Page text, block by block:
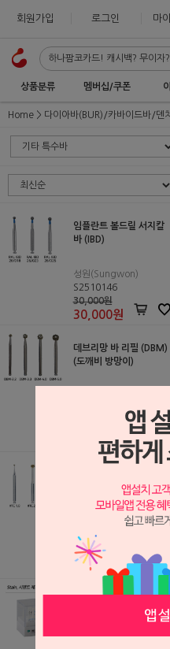
회원가입 로그인 마
상품분류 멤버십/쿠폰
Home 다이아바(BUR)/카바이드바/덴
임플란트 볼드릴 서지칼
바 (IBD)
성원(Sungwon)
S2510146
30,000원
30,000원
데브리망 바 리필 (DBM)
(도깨비 방망이)
원
ulation Bur)
S2506216
90,000원
90,000
적 바) 2540(종합) (6EA)